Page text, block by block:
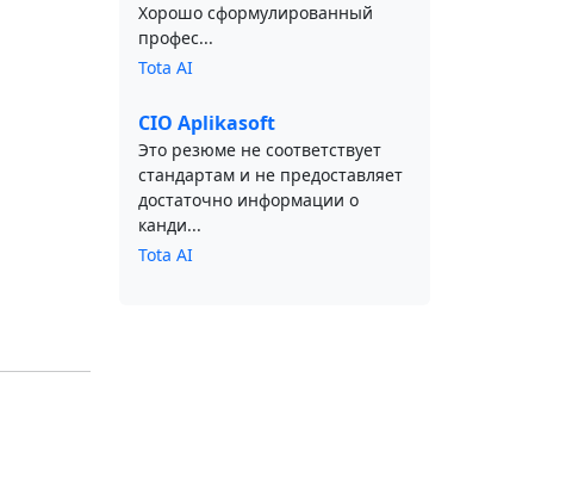
Хорошо сформулированный
профес...
Tota AI
CIO Aplikasoft
Это резюме не соответствует
стандартам и не предоставляет
достаточно информации о
канди...
Tota AI